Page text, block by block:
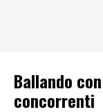
Ballando
concorrenti